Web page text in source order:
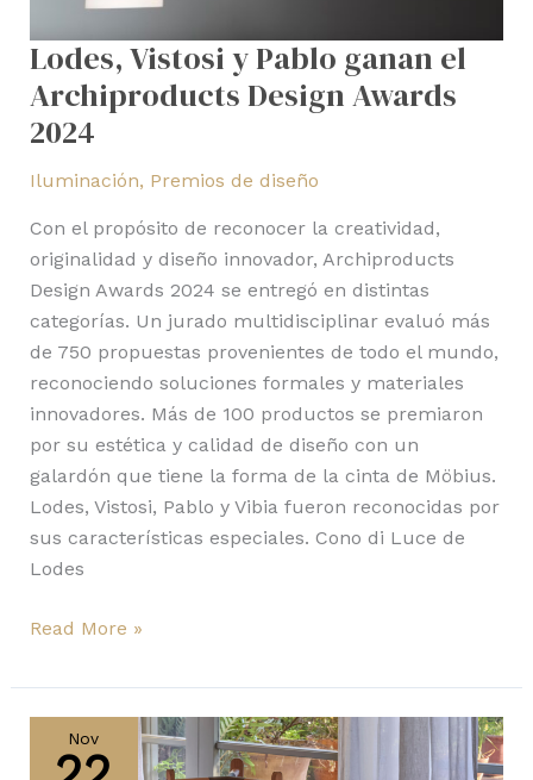
Lodes, Vistosi y Pablo ganan el
Archiproducts Design Awards
2024
Iluminación, Premios de diseño
Con el propósito de reconocer la creatividad,
originalidad y diseño innovador, Archiproducts
Design Awards 2024 se entregó en distintas
categorías. Un jurado multidisciplinar evaluó más
de 750 propuestas provenientes de todo el mundo,
reconociendo soluciones formales y materiales
innovadores. Más de 100 productos se premiaron
por su estética y calidad de diseño con un
galardón que tiene la forma de la cinta de Möbius.
Lodes, Vistosi, Pablo y Vibia fueron reconocidas por
sus características especiales. Cono di Luce de
Lodes
Read More »
Nov
Bover